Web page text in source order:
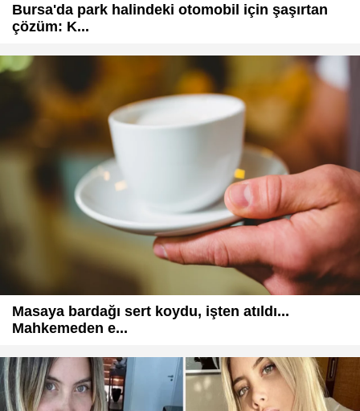
Bursa'da park halindeki otomobil için şaşırtan
çözüm: K...
Masaya bardağı sert koydu, işten atıldı...
Mahkemeden e...